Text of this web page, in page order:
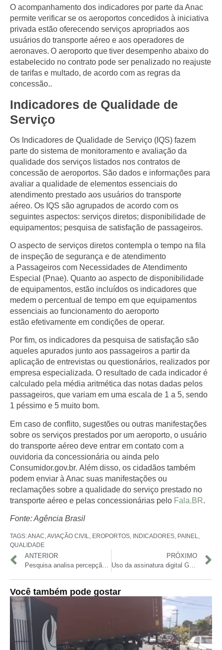
O acompanhamento dos indicadores por parte da Anac
permite verificar se os aeroportos concedidos à iniciativa
privada estão oferecendo serviços apropriados aos
usuários do transporte aéreo e aos operadores de
aeronaves. O aeroporto que tiver desempenho abaixo do
estabelecido no contrato pode ser penalizado no reajuste
de tarifas e multado, de acordo com as regras da
concessão..
Indicadores de Qualidade de
Serviço
Os Indicadores de Qualidade de Serviço (IQS) fazem
parte do sistema de monitoramento e avaliação da
qualidade dos serviços listados nos contratos de
concessão de aeroportos. São dados e informações para
avaliar a qualidade de elementos essenciais do
atendimento prestado aos usuários do transporte
aéreo. Os IQS são agrupados de acordo com os
seguintes aspectos: serviços diretos; disponibilidade de
equipamentos; pesquisa de satisfação de passageiros.
O aspecto de serviços diretos contempla o tempo na fila
de inspeção de segurança e de atendimento
a Passageiros com Necessidades de Atendimento
Especial (Pnae). Quanto ao aspecto de disponibilidade
de equipamentos, estão incluídos os indicadores que
medem o percentual de tempo em que equipamentos
essenciais ao funcionamento do aeroporto
estão efetivamente em condições de operar.
Por fim, os indicadores da pesquisa de satisfação são
aqueles apurados junto aos passageiros a partir da
aplicação de entrevistas ou questionários, realizados por
empresa especializada. O resultado de cada indicador é
calculado pela média aritmética das notas dadas pelos
passageiros, que variam em uma escala de 1 a 5, sendo
1 péssimo e 5 muito bom.
Em caso de conflito, sugestões ou outras manifestações
sobre os serviços prestados por um aeroporto, o usuário
do transporte aéreo deve entrar em contato com a
ouvidoria da concessionária ou ainda pelo
Consumidor.gov.br. Além disso, os cidadãos também
podem enviar à Anac suas manifestações ou
reclamações sobre a qualidade do serviço prestado no
transporte aéreo e pelas concessionárias pelo Fala.BR.
Fonte: Agência Brasil
TAGS:ANAC AVIAÇÃO CIVIL EROPORTOS INDICADORES PAINEL
QUALIDADE
ANTERIOR
Pesquisa analisa percepção de professores e estudantes sobre violência sexual
PRÓXIMO
Uso da assinatura digital Gov.br cresce 130% em um ano
Você também pode gostar